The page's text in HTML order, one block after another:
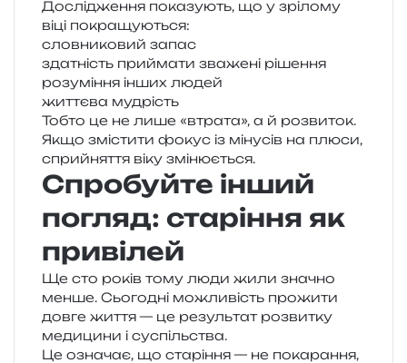
Дослідження пока­зу­ють, що у зрі­ло­му
віці покращуються:
слов­ни­ко­вий запас
зда­тність при­йма­ти зва­же­ні рішення
розу­мі­н­ня інших людей
жит­тє­ва мудрість
Тобто це не лише «втра­та», а й роз­ви­ток.
Якщо змі­сти­ти фокус із міну­сів на плюси,
сприйня­т­тя віку змінюється.
Спробуйте інший
погляд: старіння як
привілей
Ще сто років тому люди жили зна­чно
менше. Сьогодні можли­вість про­жи­ти
довге життя — це резуль­тат роз­ви­тку
меди­ци­ни і суспільства.
Це озна­чає, що ста­рі­н­ня — не пока­ра­н­ня,